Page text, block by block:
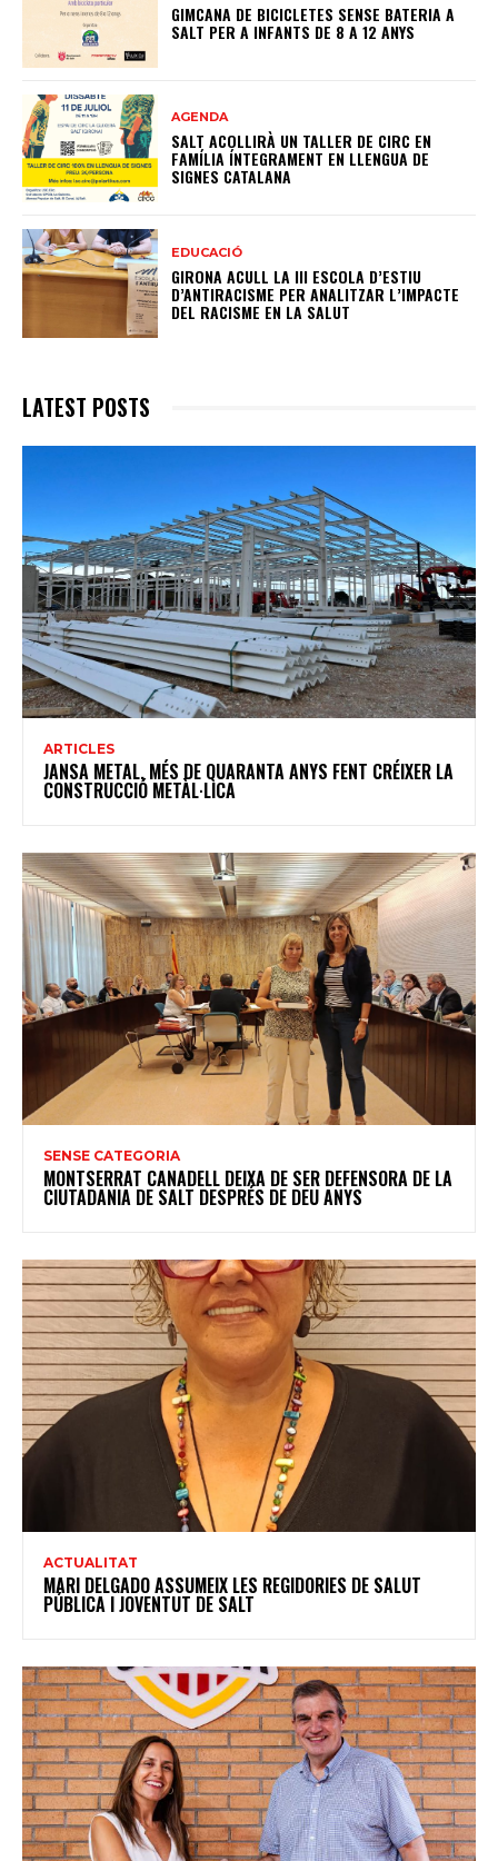
GIMCANA DE BICICLETES SENSE BATERIA A
SALT PER A INFANTS DE 8 A 12 ANYS
AGENDA
SALT ACOLLIRÀ UN TALLER DE CIRC EN
FAMÍLIA ÍNTEGRAMENT EN LLENGUA DE
SIGNES CATALANA
EDUCACIÓ
GIRONA ACULL LA III ESCOLA D’ESTIU
D’ANTIRACISME PER ANALITZAR L’IMPACTE
DEL RACISME EN LA SALUT
LATEST POSTS
ARTICLES
JANSA METAL, MÉS DE QUARANTA ANYS FENT CRÉIXER LA
CONSTRUCCIÓ METÀL·LICA
SENSE CATEGORIA
MONTSERRAT CANADELL DEIXA DE SER DEFENSORA DE LA
CIUTADANIA DE SALT DESPRÉS DE DEU ANYS
ACTUALITAT
MARI DELGADO ASSUMEIX LES REGIDORIES DE SALUT
PÚBLICA I JOVENTUT DE SALT